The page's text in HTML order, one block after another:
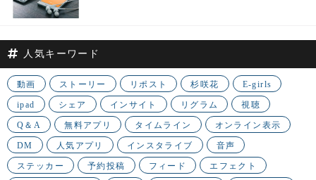
人気キーワード
動画 ストーリー リポスト 杉咲花 E-girls
ipad シェア インサイト リグラム 視聴
Q＆A 無料アプリ タイムライン オンライン表示
DM 人気アプリ インスタライブ 音声
ステッカー 予約投稿 フィード エフェクト